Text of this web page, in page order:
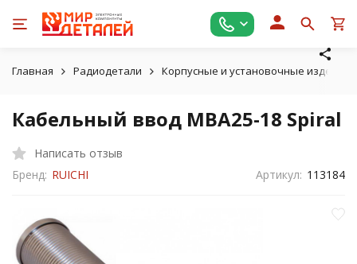
Главная Радиодетали Корпусные и установочные изделия
Кабельный ввод MBA25-18 Spiral
Написать отзыв
Бренд: RUICHI Артикул: 113184